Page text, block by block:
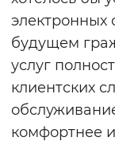
электронных
будущем
услуг
клиентских
комфортнее